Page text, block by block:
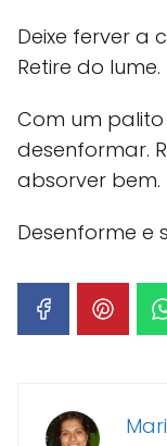
Deixe ferver a
Retire do lume.
Com um
desenformar.
absorver bem.
Desenforme e